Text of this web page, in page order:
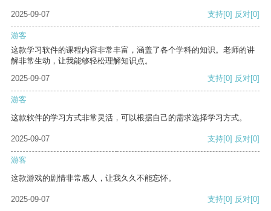
2025-09-07 支持[0] 反对[0]
游客
这款学习软件的课程内容非常丰富，涵盖了各个学科的知识。老师的讲
解非常生动，让我能够轻松理解知识点。
2025-09-07
支持[0] 反对[0]
游客
这款软件的学习方式非常灵活，可以根据自己的需求选择学习方式。
2025-09-07 支持[0] 反对[0]
游客
这款游戏的剧情非常感人，让我久久不能忘怀。
2025-09-07 支持[0] 反对[0]